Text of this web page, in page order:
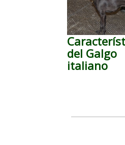
del Galgo
italiano